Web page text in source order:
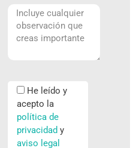
He leído y
acepto la
política de
privacidad y
aviso legal